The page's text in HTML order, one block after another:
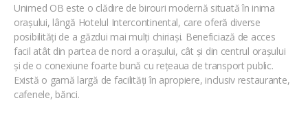
Unimed OB este o clădire de birouri modernă situată în inima
orașului, lângă Hotelul Intercontinental, care oferă diverse
posibilități de a găzdui mai mulți chiriași. Beneficiază de acces
facil atât din partea de nord a orașului, cât și din centrul orașului
și de o conexiune foarte bună cu rețeaua de transport public.
Există o gamă largă de facilități în apropiere, inclusiv restaurante,
cafenele, bănci.